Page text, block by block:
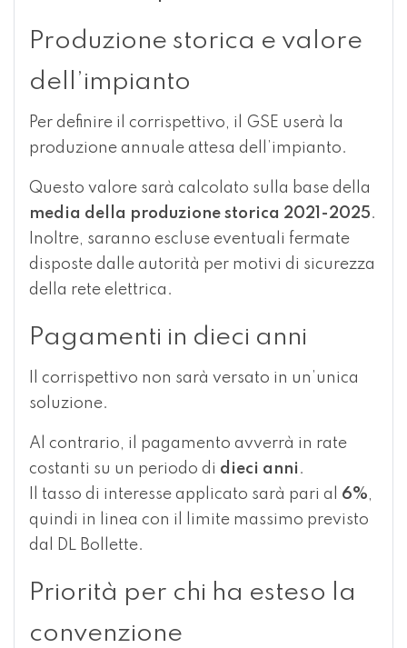
Produzione storica e valore
dell’impianto
Per definire il corrispettivo, il GSE userà la
produzione annuale attesa dell’impianto.
Questo valore sarà calcolato sulla base della
media della produzione storica 2021-2025.
Inoltre, saranno escluse eventuali fermate
disposte dalle autorità per motivi di sicurezza
della rete elettrica.
Pagamenti in dieci anni
Il corrispettivo non sarà versato in un’unica
soluzione.
Al contrario, il pagamento avverrà in rate
costanti su un periodo di dieci anni .
Il tasso di interesse applicato sarà pari al 6%,
quindi in linea con il limite massimo previsto
dal DL Bollette.
Priorità per chi ha esteso la
convenzione